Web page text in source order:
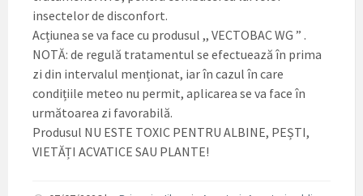
insectelor de disconfort.
Acțiunea se va face cu produsul ,, VECTOBAC WG ” .
NOTĂ: de regulă tratamentul se efectuează în prima
zi din intervalul menționat, iar în cazul în care
condițiile meteo nu permit, aplicarea se va face în
următoarea zi favorabilă.
Produsul NU ESTE TOXIC PENTRU ALBINE, PEȘTI,
VIETĂȚI ACVATICE SAU PLANTE!